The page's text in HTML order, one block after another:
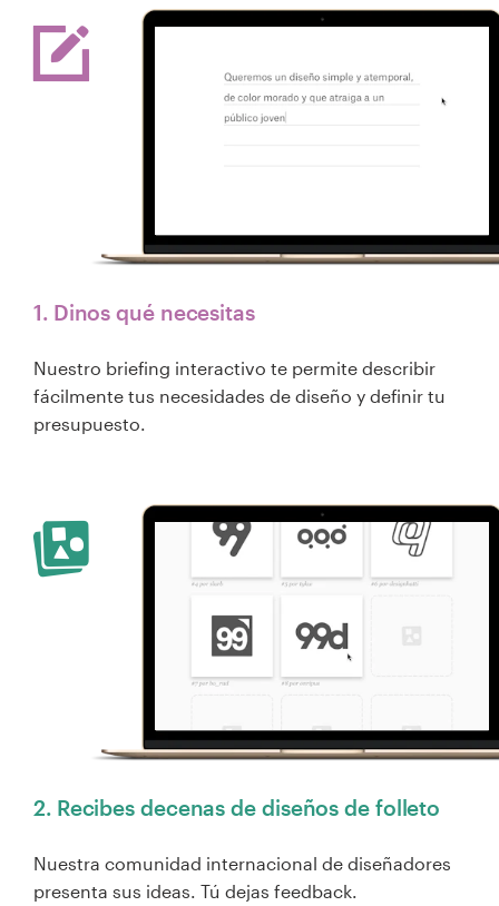
1. Dinos qué necesitas
Nuestro briefing interactivo te permite describir
fácilmente tus necesidades de diseño y definir tu
presupuesto.
2. Recibes decenas de diseños de folleto
Nuestra comunidad internacional de diseñadores
presenta sus ideas. Tú dejas feedback.